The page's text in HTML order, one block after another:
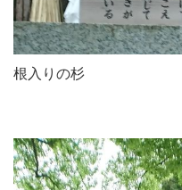
根入りの杉